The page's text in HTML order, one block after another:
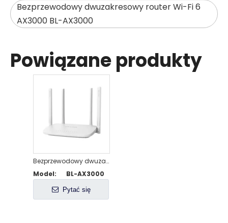
Bezprzewodowy dwuzakresowy router Wi-Fi 6
AX3000 BL-AX3000
Powiązane produkty
Bezprzewodowy dwuzakresowy router Wi-Fi 6 AX3000
Model:
BL-AX3000
Pytać się